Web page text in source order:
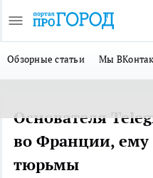
Обзорные статьи Мы
Основателя
во Франции, ему
тюрьмы